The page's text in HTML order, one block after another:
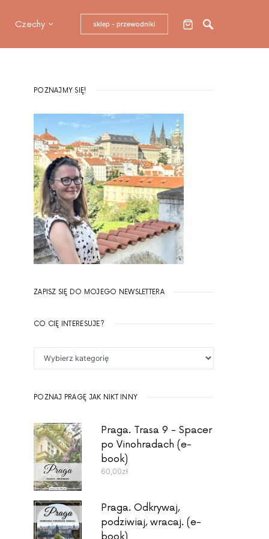
Czechy sklep - przewodniki
POZNAJMY SIĘ!
ZAPISZ SIĘ DO MOJEGO NEWSLETTERA
CO CIĘ INTERESUJE?
POZNAJ PRAGĘ JAK NIKT INNY
Praga. Trasa 9 - Spacer
po Vinohradach (e-
book)
60,00zł
Praga. Odkrywaj,
podziwiaj, wracaj. (e-
book)